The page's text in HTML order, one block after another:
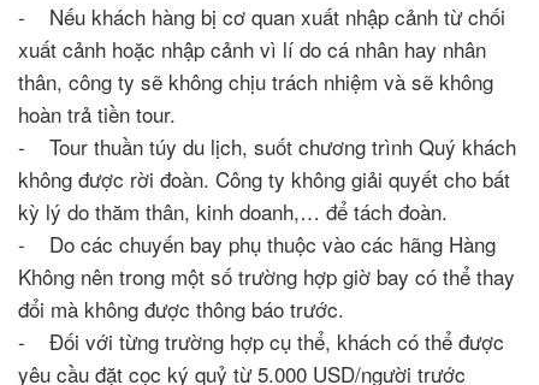
- Nếu khách hàng bị cơ quan xuất nhập cảnh từ chối
xuất cảnh hoặc nhập cảnh vì lí do cá nhân hay nhân
thân, công ty sẽ không chịu trách nhiệm và sẽ không
hoàn trả tiền tour.
- Tour thuần túy du lịch, suốt chương trình Quý khách
không được rời đoàn. Công ty không giải quyết cho bất
kỳ lý do thăm thân, kinh doanh,… để tách đoàn.
- Do các chuyến bay phụ thuộc vào các hãng Hàng
Không nên trong một số trường hợp giờ bay có thể thay
đổi mà không được thông báo trước.
- Đối với từng trường hợp cụ thể, khách có thể được
yêu cầu đặt cọc ký quỷ từ 5.000 USD/người trước